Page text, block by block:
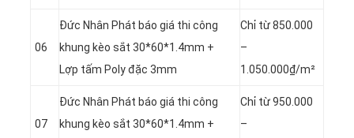
06
Đức Nhân Phát báo giá thi công
khung kèo sắt 30*60*1.4mm +
Lợp tấm Poly đặc 3mm
Chỉ từ 850.000
–
1.050.000₫/m²
07
Đức Nhân Phát báo giá thi công
khung kèo sắt 30*60*1.4mm +
Chỉ từ 950.000
–